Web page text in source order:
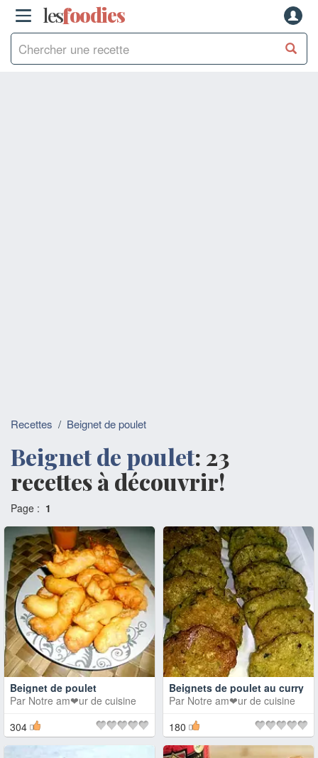
lesfoodies
Recettes / Beignet de poulet
Beignet de poulet: 23
recettes à découvrir!
Page : 1
Beignet de poulet
Par Notre am❤ur de cuisine
304
Beignets de poulet au curry
Par Notre am❤ur de cuisine
180